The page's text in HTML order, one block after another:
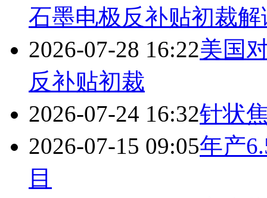
石墨电极反补贴初裁解
2026-07-28 16:22美国
反补贴初裁
2026-07-24 16:32针状
2026-07-15 09:05年产
目